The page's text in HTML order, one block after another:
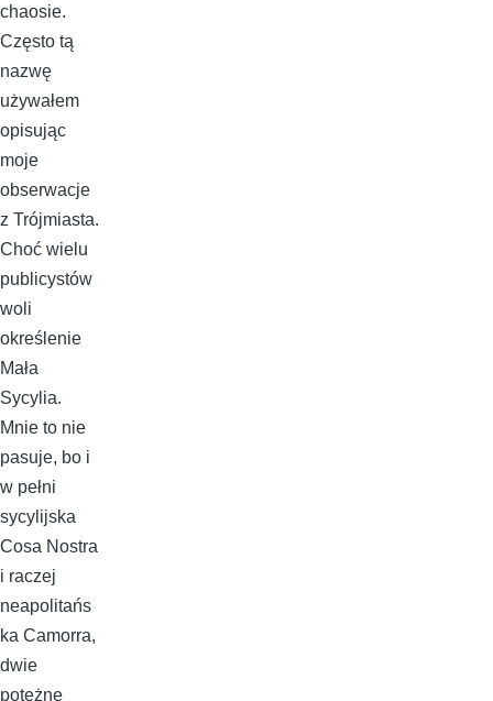
chaosie.
Często tą
nazwę
używałem
opisując
moje
obserwacje
z Trójmiasta.
Choć wielu
publicystów
woli
określenie
Mała
Sycylia.
Mnie to nie
pasuje, bo i
w pełni
sycylijska
Cosa Nostra
i raczej
neapolitańs
ka Camorra,
dwie
potężne